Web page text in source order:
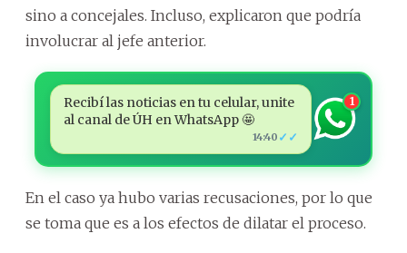
sino a concejales. Incluso, explicaron que podría
involucrar al jefe anterior.
Recibí las noticias en tu celular, unite
al canal de ÚH en WhatsApp 🤩
14:40 ✓✓
1
En el caso ya hubo varias recusaciones, por lo que
se toma que es a los efectos de dilatar el proceso.